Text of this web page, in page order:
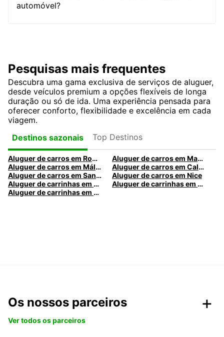
automóvel?
Pesquisas mais frequentes
Descubra uma gama exclusiva de serviços de aluguer,
desde veículos premium a opções flexíveis de longa
duração ou só de ida. Uma experiência pensada para
oferecer conforto, flexibilidade e excelência em cada
viagem.
Destinos sazonais
Top Destinos
Aluguer de carros em Roma
Aluguer de carros em Madrid
Aluguer de carros em Málaga
Aluguer de carros em Caldas da Rainha
Aluguer de carros em Santa Maria da Feira
Aluguer de carros em Nice
Aluguer de carrinhas em Nice
Aluguer de carrinhas em Santa Maria da Feira
Aluguer de carrinhas em Caldas da Rainha
Os nossos parceiros
Ver todos os parceiros